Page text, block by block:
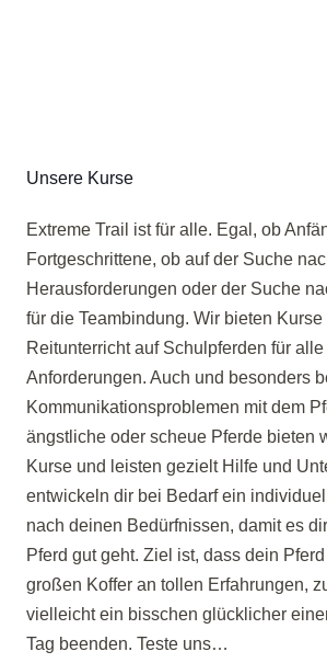
Unsere Kurse
Extreme Trail ist für alle. Egal, ob
Fortgeschrittene, ob auf der Suche
Herausforderungen oder der Suche
für die Teambindung. Wir bieten Kurse
Reitunterricht auf Schulpferden für
Anforderungen. Auch und besonders
Kommunikationsproblemen mit dem
ängstliche oder scheue Pferde bieten
Kurse und leisten gezielt Hilfe und
entwickeln dir bei Bedarf ein
nach deinen Bedürfnissen, damit es
Pferd gut geht. Ziel ist, dass dein
großen Koffer an tollen Erfahrungen,
vielleicht ein bisschen glücklicher
Tag beenden. Teste uns…